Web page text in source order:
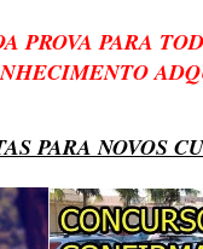
PROVA PARA
PARA NOVOS